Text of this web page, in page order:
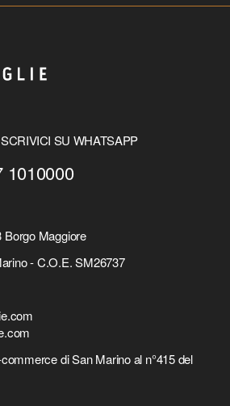
SU WHATSAPP
1010000
Borgo Maggiore
- C.O.E. SM26737
di San Marino al n°415 del